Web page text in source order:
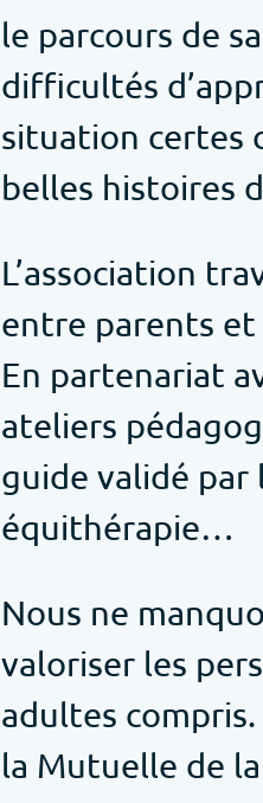
le parcours de
difficultés
situation certes
belles histoires
L’association
entre parents et
En partenariat
ateliers
guide validé par
équithérapie…
Nous ne
valoriser les
adultes
la Mutuelle de